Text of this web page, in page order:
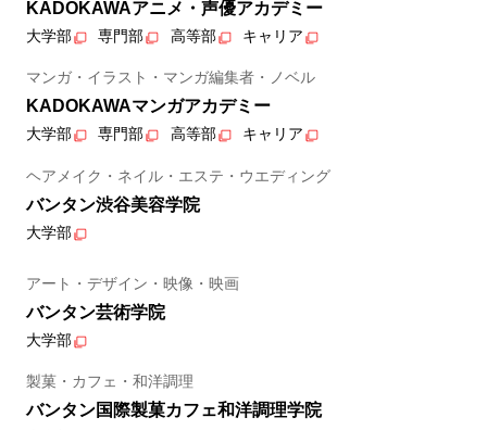
KADOKAWAアニメ・声優アカデミー
大学部 専門部 高等部 キャリア
マンガ・イラスト・マンガ編集者・ノベル
KADOKAWAマンガアカデミー
大学部 専門部 高等部 キャリア
ヘアメイク・ネイル・エステ・ウエディング
バンタン渋谷美容学院
大学部
アート・デザイン・映像・映画
バンタン芸術学院
大学部
製菓・カフェ・和洋調理
バンタン国際製菓カフェ和洋調理学院